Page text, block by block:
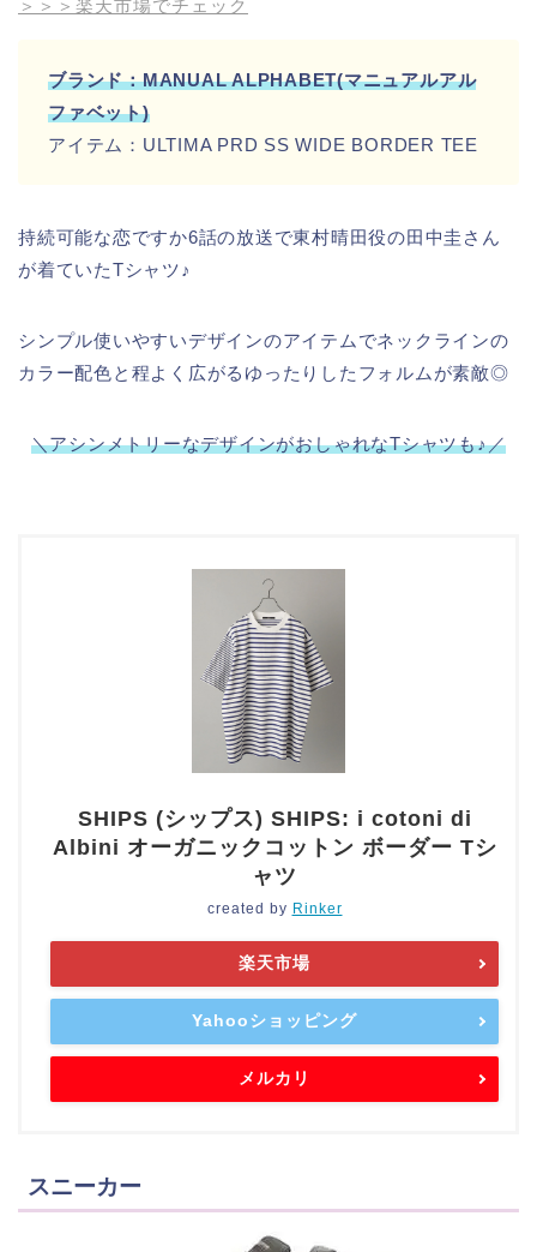
＞＞＞楽天市場でチェック
ブランド：MANUAL ALPHABET(マニュアルアル
ファベット)
アイテム：ULTIMA PRD SS WIDE BORDER TEE
持続可能な恋ですか6話の放送で東村晴田役の田中圭さん
が着ていたTシャツ♪
シンプル使いやすいデザインのアイテムでネックラインの
カラー配色と程よく広がるゆったりしたフォルムが素敵◎
＼アシンメトリーなデザインがおしゃれなTシャツも♪／
SHIPS (シップス) SHIPS: i cotoni di
Albini オーガニックコットン ボーダー Tシ
ャツ
created by Rinker
楽天市場
Yahooショッピング
メルカリ
スニーカー